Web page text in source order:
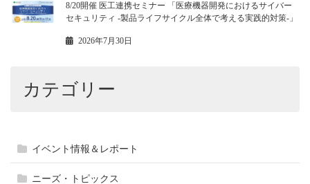
8/20開催 医工連携セミナー 「医療機器開発におけるサイバー
セキュリティ -製品ライフサイクル全体で考える実践的対策-」
2026年7月30日
カテゴリー
イベント情報＆レポート
ニーズ・トピックス